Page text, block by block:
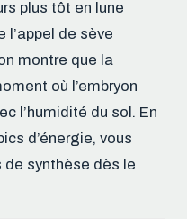
plus tôt en lune
l’appel de sève
montre que la
où l’embryon
l’humidité du sol. En
d’énergie, vous
de synthèse dès le